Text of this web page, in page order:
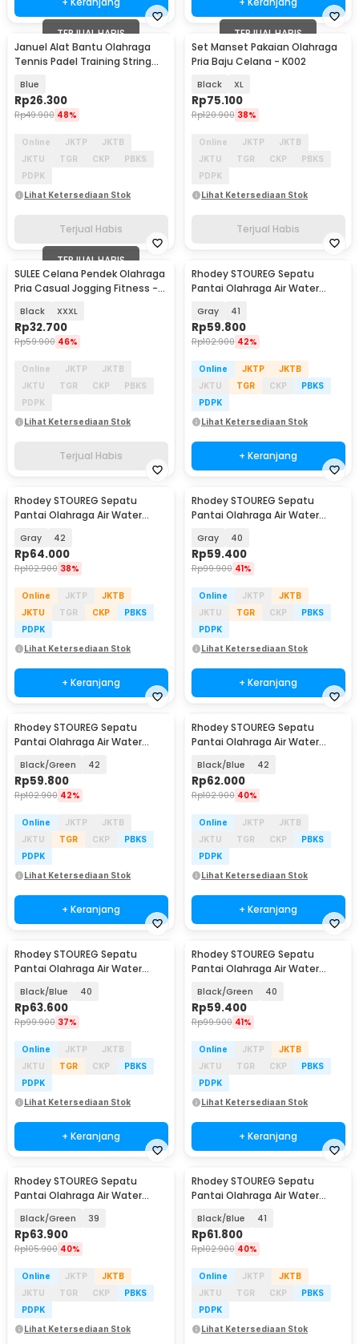
TERJUAL HABIS
Januel Alat Bantu Olahraga
Tennis Padel Training String
Blue
Rp26.300
Rp49.900 48%
Online JKTP
JKTB
JKTU
TGR CKP
PBKS
PDPK
Lihat Ketersediaan Stok
Terjual Habis
TERJUAL HABIS
Set Manset Pakaian Olahraga
Pria Baju Celana - K002
Black XL
Rp75.100
Rp120.900 38%
Online JKTP
JKTB
JKTU
TGR CKP
PBKS
PDPK
Lihat Ketersediaan Stok
Terjual Habis
TERJUAL HABIS
SULEE Celana Pendek Olahraga
Pria Casual Jogging Fitness -
Black XXXL
Rp32.700
Rp59.900 46%
Online JKTP
JKTB
JKTU
TGR CKP
PBKS
PDPK
Lihat Ketersediaan Stok
Terjual Habis
Rhodey STOUREG Sepatu
Pantai Olahraga Air Water
Gray 41
Rp59.800
Rp102.900 42%
Online JKTP
JKTB
JKTU
TGR CKP
PBKS
PDPK
Lihat Ketersediaan Stok
+ Keranjang
Rhodey STOUREG Sepatu
Pantai Olahraga Air Water
Gray 42
Rp64.000
Rp102.900 38%
Online JKTP
JKTB
JKTU
TGR CKP
PBKS
PDPK
Lihat Ketersediaan Stok
+ Keranjang
Rhodey STOUREG Sepatu
Pantai Olahraga Air Water
Gray 40
Rp59.400
Rp99.900 41%
Online JKTP
JKTB
JKTU
TGR CKP
PBKS
PDPK
Lihat Ketersediaan Stok
+ Keranjang
Rhodey STOUREG Sepatu
Pantai Olahraga Air Water
Black/Green 42
Rp59.800
Rp102.900 42%
Online JKTP
JKTB
JKTU
TGR CKP
PBKS
PDPK
Lihat Ketersediaan Stok
+ Keranjang
Rhodey STOUREG Sepatu
Pantai Olahraga Air Water
Black/Blue 42
Rp62.000
Rp102.900 40%
Online JKTP
JKTB
JKTU
TGR CKP
PBKS
PDPK
Lihat Ketersediaan Stok
+ Keranjang
Rhodey STOUREG Sepatu
Pantai Olahraga Air Water
Black/Blue 40
Rp63.600
Rp99.900 37%
Online JKTP
JKTB
JKTU
TGR CKP
PBKS
PDPK
Lihat Ketersediaan Stok
+ Keranjang
Rhodey STOUREG Sepatu
Pantai Olahraga Air Water
Black/Green 40
Rp59.400
Rp99.900 41%
Online JKTP
JKTB
JKTU
TGR CKP
PBKS
PDPK
Lihat Ketersediaan Stok
+ Keranjang
Rhodey STOUREG Sepatu
Pantai Olahraga Air Water
Black/Green 39
Rp63.900
Rp105.900 40%
Online JKTP
JKTB
JKTU
TGR CKP
PBKS
PDPK
Lihat Ketersediaan Stok
Rhodey STOUREG Sepatu
Pantai Olahraga Air Water
Black/Blue 41
Rp61.800
Rp102.900 40%
Online JKTP
JKTB
JKTU
TGR CKP
PBKS
PDPK
Lihat Ketersediaan Stok